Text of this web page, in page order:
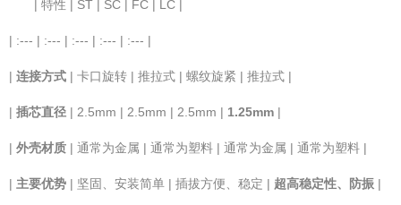
| 特性 | ST | SC | FC | LC |
| :--- | :--- | :--- | :--- | :--- |
| 连接方式 | 卡口旋转 | 推拉式 | 螺纹旋紧 | 推拉式 |
| 插芯直径 | 2.5mm | 2.5mm | 2.5mm | 1.25mm |
| 外壳材质 | 通常为金属 | 通常为塑料 | 通常为金属 | 通常为塑料 |
| 主要优势 | 坚固、安装简单 | 插拔方便、稳定 | 超高稳定性、防振 |